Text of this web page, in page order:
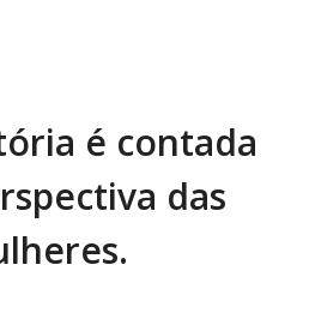
é contada
das